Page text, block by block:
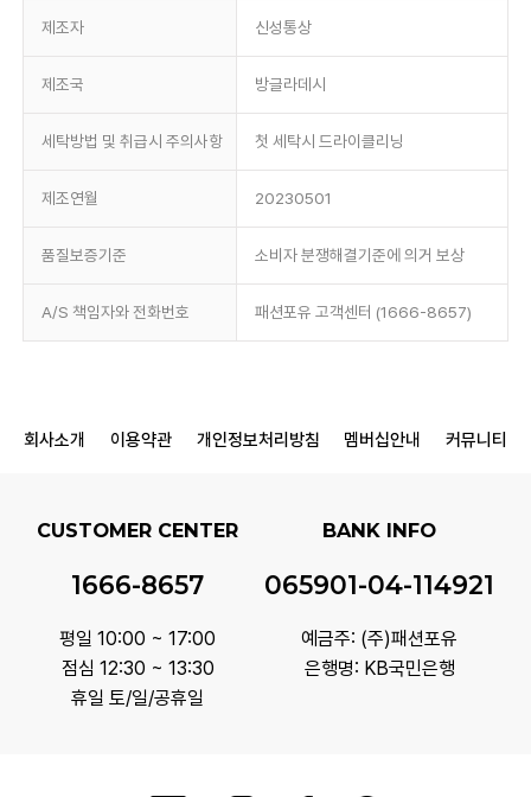
제조자 신성통상
제조국 방글라데시
세탁방법 및 취급시 주의사항 첫 세탁시 드라이클리닝
제조연월 20230501
품질보증기준 소비자 분쟁해결기준에 의거 보상
A/S 책임자와 전화번호 패션포유 고객센터 (1666-8657)
회사소개 이용약관 개인정보처리방침 멤버십안내 커뮤니티
CUSTOMER CENTER
1666-8657
평일 10:00 ~ 17:00
점심 12:30 ~ 13:30
휴일 토/일/공휴일
BANK INFO
065901-04-114921
예금주: (주)패션포유
은행명: KB국민은행